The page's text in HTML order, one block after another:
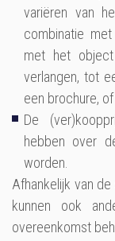
variëren van
combinatie
met het
verlangen, tot
een brochure,
De
hebben over
worden.
Afhankelijk van
kunnen ook
overeenkomst